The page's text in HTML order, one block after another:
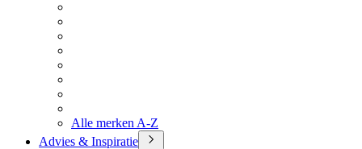
Alle merken A-Z
Advies & Inspiratie